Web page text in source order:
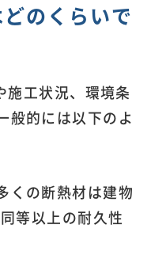
のくらいで
施工状況、環境条
般的には以下のよ
くの断熱材は建物
等以上の耐久性